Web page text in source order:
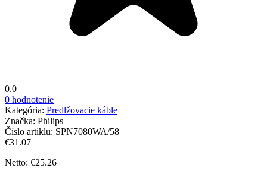
0.0
0 hodnotenie
Kategória: Predlžovacie káble
Značka: Philips
Číslo artiklu: SPN7080WA/58
€31.07
Netto: €25.26